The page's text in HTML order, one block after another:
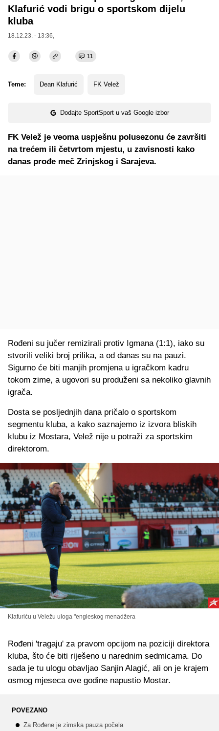
Klafurić vodi brigu o sportskom dijelu
kluba
18.12.23. - 13:36,
11
Teme: Dean Klafurić FK Velež
Dodajte SportSport u vaš Google izbor
FK Velež je veoma uspješnu polusezonu će završiti
na trećem ili četvrtom mjestu, u zavisnosti kako
danas prođe meč Zrinjskog i Sarajeva.
Rođeni su jučer remizirali protiv Igmana (1:1), iako su
stvorili veliki broj prilika, a od danas su na pauzi.
Sigurno će biti manjih promjena u igračkom kadru
tokom zime, a ugovori su produženi sa nekoliko glavnih
igrača.
Dosta se posljednjih dana pričalo o sportskom
segmentu kluba, a kako saznajemo iz izvora bliskih
klubu iz Mostara, Velež nije u potraži za sportskim
direktorom.
Klafuriću u Veležu uloga "engleskog menadžera
Rođeni 'tragaju' za pravom opcijom na poziciji direktora
kluba, što će biti riješeno u narednim sedmicama. Do
sada je tu ulogu obavljao Sanjin Alagić, ali on je krajem
osmog mjeseca ove godine napustio Mostar.
POVEZANO
Za Rođene je zimska pauza počela